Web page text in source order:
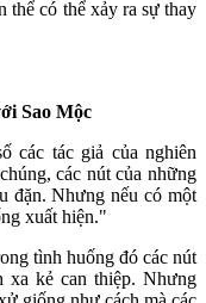
thể có thể xảy ra sự thay
Sao Mộc
các tác giả của nghiên
các nút của những
đặn. Nhưng nếu có một
xuất hiện."
tình huống đó các nút
xa kẻ can thiệp. Nhưng